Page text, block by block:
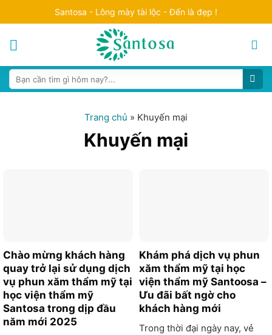
to
content
Santosa - Lông mày tài lộc - Đến là đẹp !
Search
for:
Trang chủ » Khuyến mại
Khuyến mại
Chào mừng khách hàng
quay trở lại sử dụng dịch
vụ phun xăm thẩm mỹ tại
học viện thẩm mỹ
Santosa trong dịp đầu
năm mới 2025
Khám phá dịch vụ phun
xăm thẩm mỹ tại học
viện thẩm mỹ Santoosa –
Ưu đãi bất ngờ cho
khách hàng mới
Trong thời đại ngày nay, vẻ